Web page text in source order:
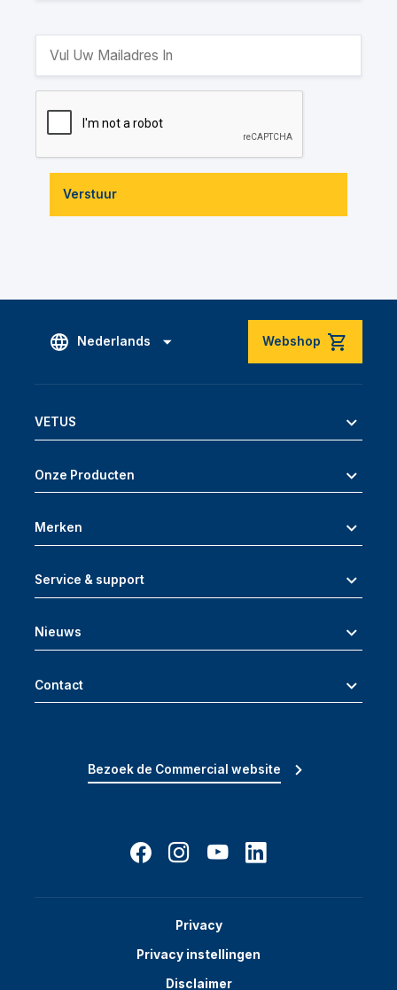
Verstuur
Nederlands Webshop
VETUS
Onze Producten
Merken
Service & support
Nieuws
Contact
Bezoek de Commercial website
Privacy
Privacy instellingen
Disclaimer